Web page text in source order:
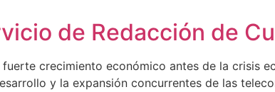
de Redacción de
crecimiento económico antes de la crisis
y la expansión concurrentes de las